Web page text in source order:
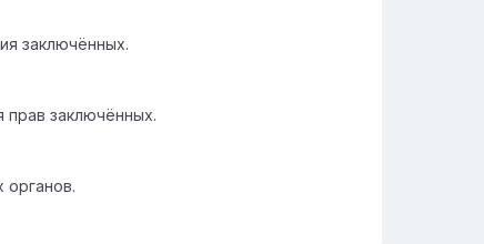
заключённых.
прав заключённых.